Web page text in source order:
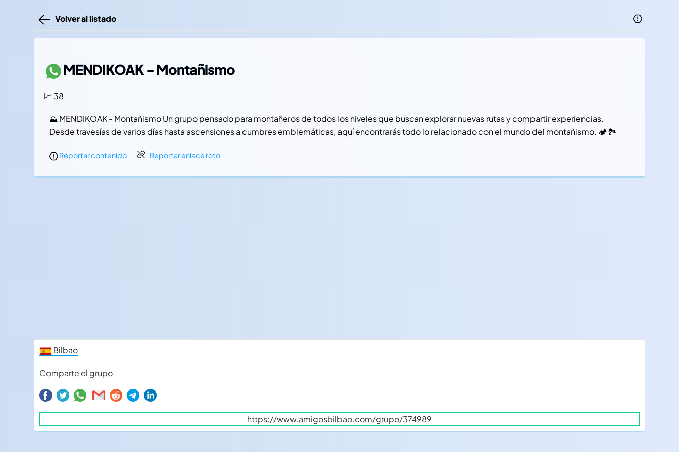
Volver al listado
MENDIKOAK - Montañismo
📈 38
⛰️ MENDIKOAK - Montañismo Un grupo pensado para montañeros de todos los niveles que buscan explorar nuevas rutas y compartir experiencias.
Desde travesías de varios días hasta ascensiones a cumbres emblemáticas, aquí encontrarás todo lo relacionado con el mundo del montañismo. 🏕️🏞️
Reportar contenido Reportar enlace roto
Bilbao
Comparte el grupo